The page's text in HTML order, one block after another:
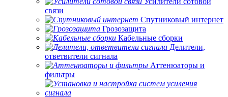
связи
Спутниковый интернет
Грозозащита
Кабельные сборки
Делители,
ответвители сигнала
Аттенюаторы и
фильтры